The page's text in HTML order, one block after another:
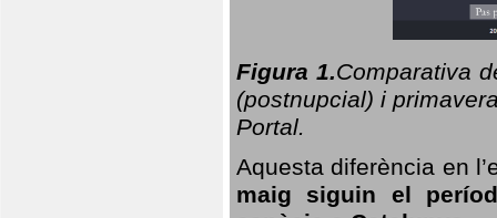
Figura 1.Comparativa
(postnupcial) i
Portal.
Aquesta diferència en
maig siguin el